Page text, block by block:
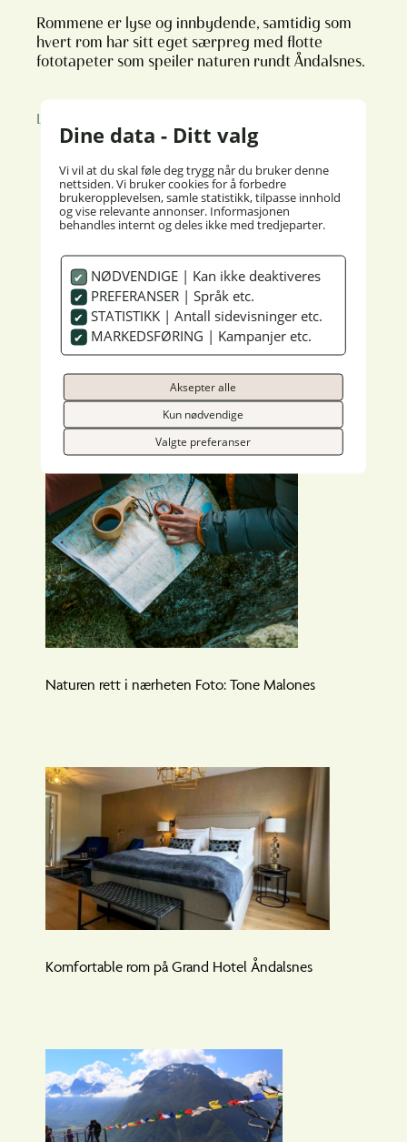
Dine data - Ditt valg
Vi vil at du skal føle deg trygg når du bruker denne
nettsiden. Vi bruker cookies for å forbedre
brukeropplevelsen, samle statistikk, tilpasse innhold
og vise relevante annonser. Informasjonen
behandles internt og deles ikke med tredjeparter.
NØDVENDIGE | Kan ikke deaktiveres
PREFERANSER | Språk etc.
STATISTIKK | Antall sidevisninger etc.
MARKEDSFØRING | Kampanjer etc.
Aksepter alle
Kun nødvendige
Valgte preferanser
Rommene er lyse og innbydende, samtidig som
hvert rom har sitt eget særpreg med flotte
fototapeter som speiler naturen rundt Åndalsnes.
Les mer
Blant fjord og fjell
Naturen rett i nærheten Foto: Tone Malones
Komfortable rom på Grand Hotel Åndalsnes